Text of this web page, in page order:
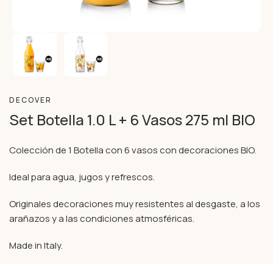
DECOVER
Set Botella 1.0 L + 6 Vasos 275 ml BIO
Colección de 1 Botella con 6 vasos con decoraciones BIO.
Ideal para agua, jugos y refrescos.
Originales decoraciones muy resistentes al desgaste, a los
arañazos y a las condiciones atmosféricas.
Made in Italy.